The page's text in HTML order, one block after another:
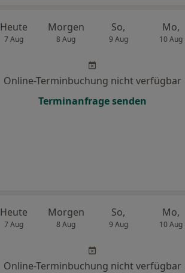
Heute
7 Aug
Morgen
8 Aug
So,
9 Aug
Mo,
10 Aug
Online-Terminbuchung nicht verfügbar
Terminanfrage senden
Heute
7 Aug
Morgen
8 Aug
So,
9 Aug
Mo,
10 Aug
Online-Terminbuchung nicht verfügbar